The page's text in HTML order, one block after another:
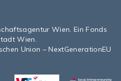
Wien. Ein Fonds
Wien.
Union – NextGenerationEU